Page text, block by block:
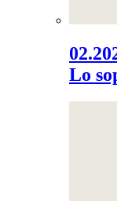
Lo